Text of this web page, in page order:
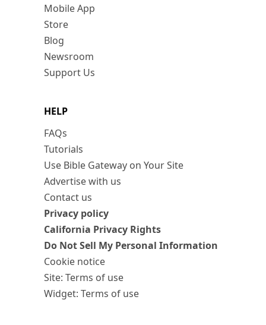
Mobile App
Store
Blog
Newsroom
Support Us
HELP
FAQs
Tutorials
Use Bible Gateway on Your Site
Advertise with us
Contact us
Privacy policy
California Privacy Rights
Do Not Sell My Personal Information
Cookie notice
Site: Terms of use
Widget: Terms of use